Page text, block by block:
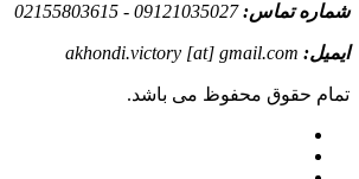
شماره تماس:09121035027 - 02155803615
ایمیل: akhondi.victory [at] gmail.com
تمام حقوق محفوظ می باشد.